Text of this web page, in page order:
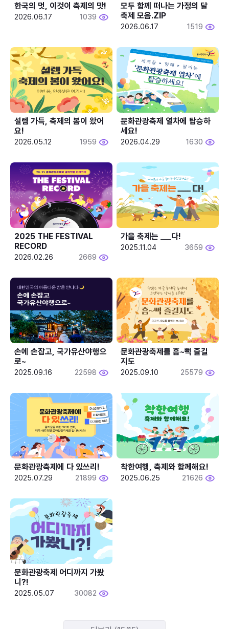
한국의 멋, 이것이 축제의 맛!
2026.06.17 1039
모두 함께 떠나는 가정의 달
축제 모음.ZIP
2026.06.17 1519
설렘 가득, 축제의 봄이 왔어
요!
2026.05.12 1959
문화관광축제 열차에 탑승하
세요!
2026.04.29 1630
2025 THE FESTIVAL
RECORD
2026.02.26 2669
2025.11.04 3659
손에 손잡고, 국가유산야행으
로~
2025.09.16 22598
문화관광축제를 흠~뻑 즐길
지도
2025.09.10 25579
문화관광축제에 다 있쓰리!
2025.07.29 21899
착한여행, 축제와 함께해요!
2025.06.25 21626
문화관광축제 어디까지 가봤
니?!
2025.05.07 30082